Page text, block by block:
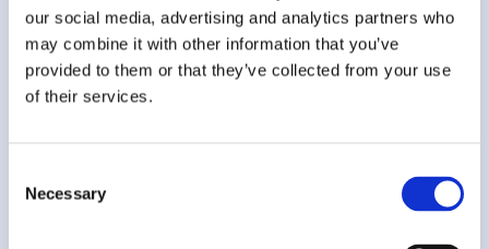
our social media, advertising and analytics partners who
may combine it with other information that you’ve
provided to them or that they’ve collected from your use
of their services.
Selection
Necessary
poszerzając swoją wiedzę i doświadczenie
zawodowe.
W mojej pracy z pacjentami wykazuję się
aspektach życia pacjenta, nie ograniczając się